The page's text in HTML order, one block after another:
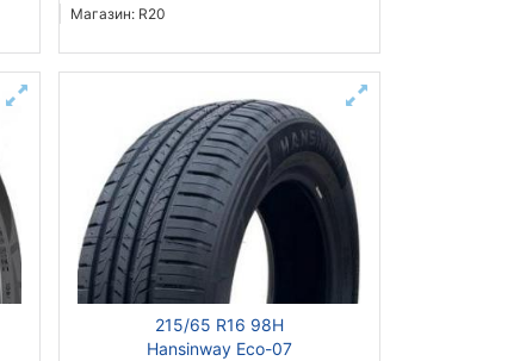
Магазин: R20
215/65 R16 98H
Hansinway Eco-07